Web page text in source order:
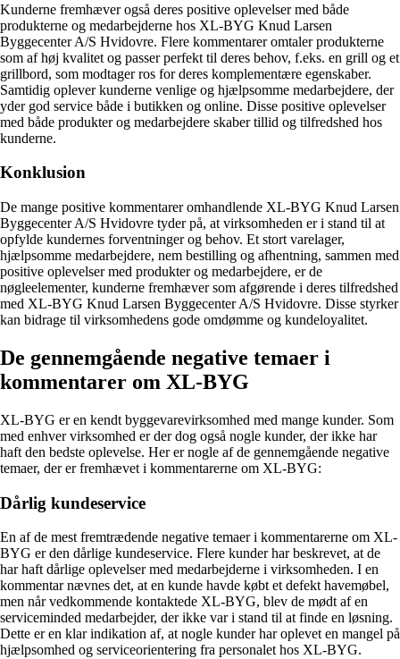
Kunderne fremhæver også deres positive oplevelser med både
produkterne og medarbejderne hos XL-BYG Knud Larsen
Byggecenter A/S Hvidovre. Flere kommentarer omtaler produkterne
som af høj kvalitet og passer perfekt til deres behov, f.eks. en grill og et
grillbord, som modtager ros for deres komplementære egenskaber.
Samtidig oplever kunderne venlige og hjælpsomme medarbejdere, der
yder god service både i butikken og online. Disse positive oplevelser
med både produkter og medarbejdere skaber tillid og tilfredshed hos
kunderne.
Konklusion
De mange positive kommentarer omhandlende XL-BYG Knud Larsen
Byggecenter A/S Hvidovre tyder på, at virksomheden er i stand til at
opfylde kundernes forventninger og behov. Et stort varelager,
hjælpsomme medarbejdere, nem bestilling og afhentning, sammen med
positive oplevelser med produkter og medarbejdere, er de
nøgleelementer, kunderne fremhæver som afgørende i deres tilfredshed
med XL-BYG Knud Larsen Byggecenter A/S Hvidovre. Disse styrker
kan bidrage til virksomhedens gode omdømme og kundeloyalitet.
De gennemgående negative temaer i
kommentarer om XL-BYG
XL-BYG er en kendt byggevarevirksomhed med mange kunder. Som
med enhver virksomhed er der dog også nogle kunder, der ikke har
haft den bedste oplevelse. Her er nogle af de gennemgående negative
temaer, der er fremhævet i kommentarerne om XL-BYG:
Dårlig kundeservice
En af de mest fremtrædende negative temaer i kommentarerne om XL-
BYG er den dårlige kundeservice. Flere kunder har beskrevet, at de
har haft dårlige oplevelser med medarbejderne i virksomheden. I en
kommentar nævnes det, at en kunde havde købt et defekt havemøbel,
men når vedkommende kontaktede XL-BYG, blev de mødt af en
serviceminded medarbejder, der ikke var i stand til at finde en løsning.
Dette er en klar indikation af, at nogle kunder har oplevet en mangel på
hjælpsomhed og serviceorientering fra personalet hos XL-BYG.